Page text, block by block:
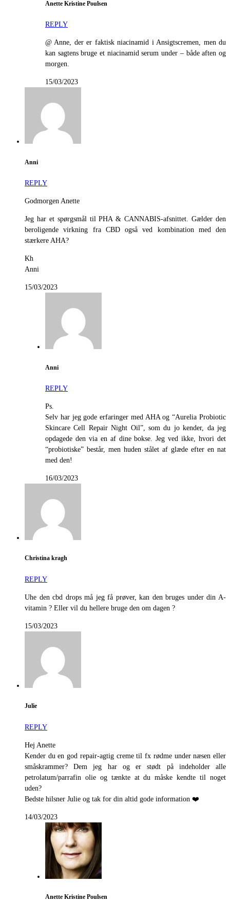
Anette Kristine Poulsen
REPLY
@ Anne, der er faktisk niacinamid i Ansigtscremen, men du
kan sagtens bruge et niacinamid serum under – både aften og
morgen.
15/03/2023
Anni
REPLY
Godmorgen Anette
Jeg har et spørgsmål til PHA & CANNABIS-afsnittet. Gælder den
beroligende virkning fra CBD også ved kombination med den
stærkere AHA?
Kh
Anni
15/03/2023
Anni
REPLY
Ps.
Selv har jeg gode erfaringer med AHA og “Aurelia Probiotic
Skincare Cell Repair Night Oil”, som du jo kender, da jeg
opdagede den via en af dine bokse. Jeg ved ikke, hvori det
“probiotiske” består, men huden stålet af glæde efter en nat
med den!
16/03/2023
Christina kragh
REPLY
Uhe den cbd drops må jeg få prøver, kan den bruges under din A-
vitamin ? Eller vil du hellere bruge den om dagen ?
15/03/2023
Julie
REPLY
Hej Anette
Kender du en god repair-agtig creme til fx rødme under næsen eller
småskrammer? Dem jeg har og er stødt på indeholder alle
petrolatum/parrafin olie og tænkte at du måske kendte til noget
uden?
Bedste hilsner Julie og tak for din altid gode information ❤️
14/03/2023
Anette Kristine Poulsen